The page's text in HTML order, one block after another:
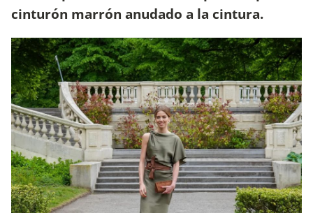
cinturón marrón anudado a la cintura.